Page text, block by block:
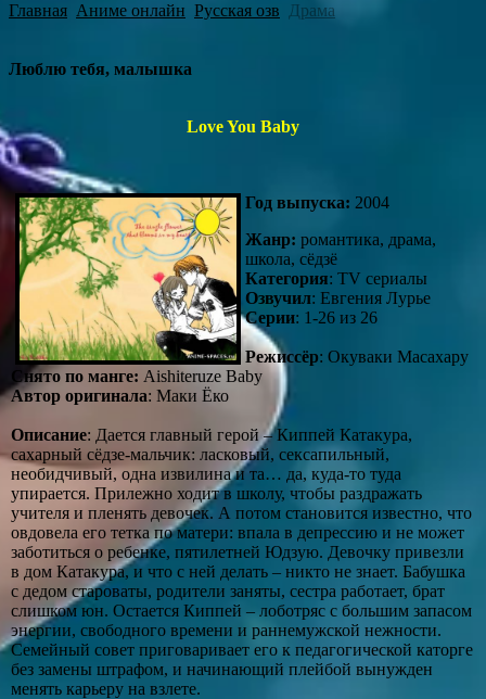
Главная Аниме онлайн Русская озв Драма
Люблю тебя, малышка
Love You Baby
Год выпуска: 2004
Жанр: романтика, драма,
школа, сёдзё
Категория: TV сериалы
Озвучил: Евгения Лурье
Серии: 1-26 из 26
Режиссёр: Окуваки Масахару
Снято по манге: Aishiteruze Baby
Автор оригинала: Маки Ёко
Описание: Дается главный герой – Киппей Катакура,
сахарный сёдзе-мальчик: ласковый, сексапильный,
необидчивый, одна извилина и та… да, куда-то туда
упирается. Прилежно ходит в школу, чтобы раздражать
учителя и пленять девочек. А потом становится известно, что
овдовела его тетка по матери: впала в депрессию и не может
заботиться о ребенке, пятилетней Юдзую. Девочку привезли
в дом Катакура, и что с ней делать – никто не знает. Бабушка
с дедом староваты, родители заняты, сестра работает, брат
слишком юн. Остается Киппей – лоботряс с большим запасом
энергии, свободного времени и раннемужской нежности.
Семейный совет приговаривает его к педагогической каторге
без замены штрафом, и начинающий плейбой вынужден
менять карьеру на взлете.